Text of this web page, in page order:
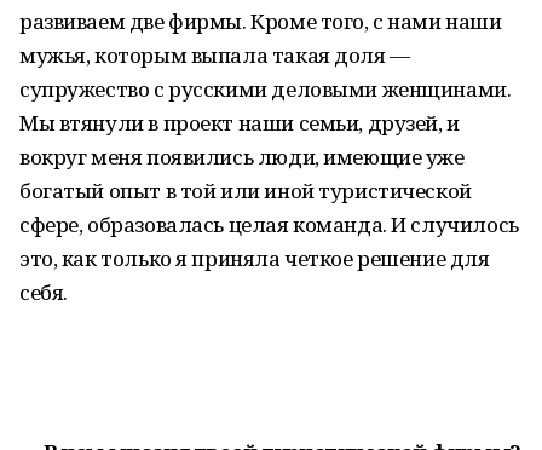
развиваем две фирмы. Кроме того, с нами наши
мужья, которым выпала такая доля —
супружество с русскими деловыми женщинами.
Мы втянули в проект наши семьи, друзей, и
вокруг меня появились люди, имеющие уже
богатый опыт в той или иной туристической
сфере, образовалась целая команда. И случилось
это, как только я приняла четкое решение для
себя.